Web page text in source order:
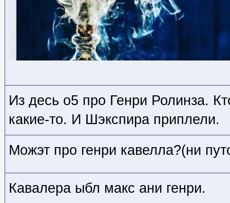
Из десь о5 про Генри Ролинза.
какие-то. И Шэкспира приплели.
Можэт про генри кавелла?(ни
Кавалера ыбл макс ани генри.